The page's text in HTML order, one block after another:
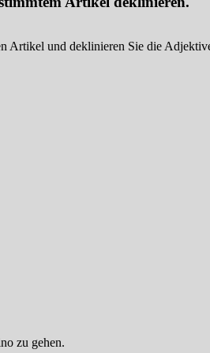
Artikel und deklinieren Sie die
zu gehen.